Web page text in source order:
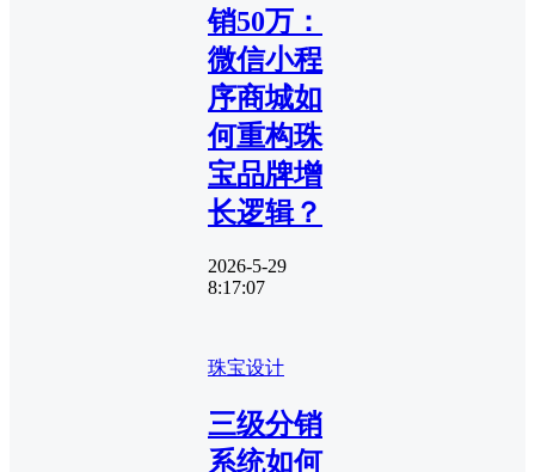
销50万：
微信小程
序商城如
何重构珠
宝品牌增
长逻辑？
2026-5-29
8:17:07
珠宝设计
三级分销
系统如何